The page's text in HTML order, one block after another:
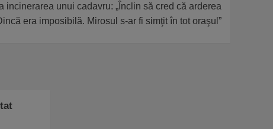
incinerarea unui cadavru: „Înclin să cred că arderea
era imposibilă. Mirosul s-ar fi simţit în tot oraşul”